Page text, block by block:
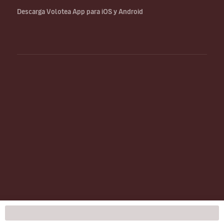
Descarga Volotea App para iOS y Android